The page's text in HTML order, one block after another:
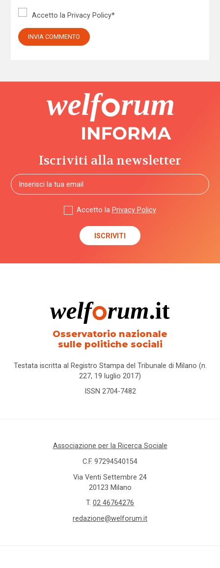
Accetto la Privacy Policy*
Iscriviti alla newsletter
Accetto la Privacy Policy
Osservatorio nazionale
sulle politiche sociali
Testata iscritta al Registro Stampa del Tribunale di Milano (n.
227, 19 luglio 2017)
ISSN 2704-7482
Associazione per la Ricerca Sociale
C.F. 97294540154
Via Venti Settembre 24
20123 Milano
T. 02 46764276
redazione@welforum.it